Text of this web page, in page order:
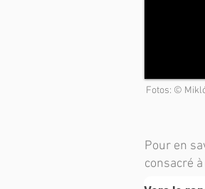
Fotos: ©
Pour en
consacré